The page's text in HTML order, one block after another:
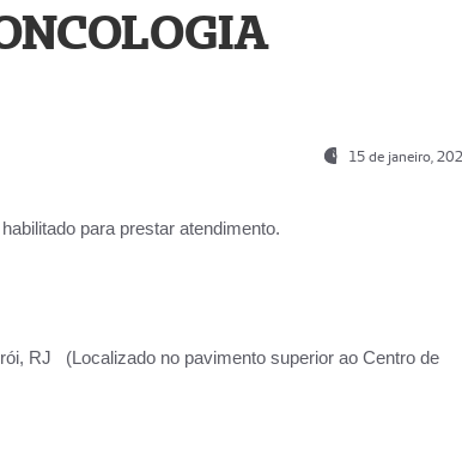
15 de janeiro,
para prestar atendimento.
RJ (Localizado no pavimento superior ao Centro de